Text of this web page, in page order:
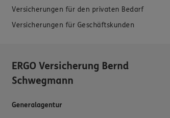
Versicherungen für den privaten Bedarf
Versicherungen für Geschäftskunden
ERGO Versicherung Bernd
Schwegmann
Generalagentur